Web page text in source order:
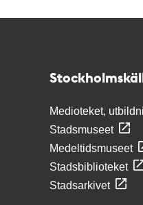
Medioteket,
Stadsmuseet
Medeltidsmuseet
Stadsbiblioteket
Stadsarkivet